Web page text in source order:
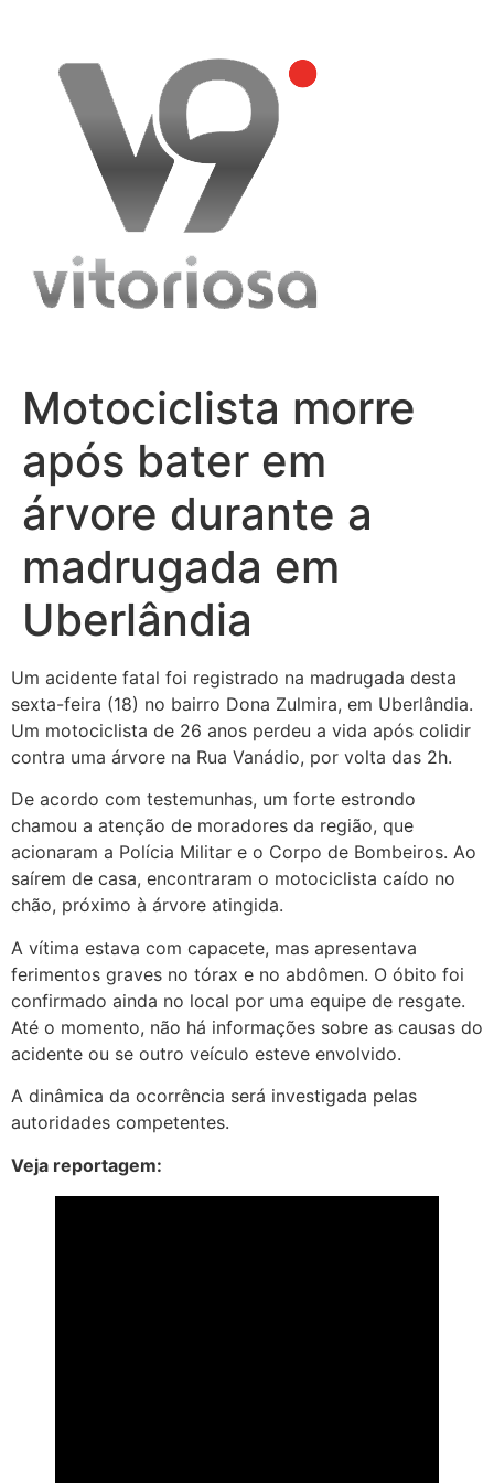
content
Motociclista morre
após bater em
árvore durante a
madrugada em
Uberlândia
Um acidente fatal foi registrado na madrugada desta
sexta-feira (18) no bairro Dona Zulmira, em Uberlândia.
Um motociclista de 26 anos perdeu a vida após colidir
contra uma árvore na Rua Vanádio, por volta das 2h.
De acordo com testemunhas, um forte estrondo
chamou a atenção de moradores da região, que
acionaram a Polícia Militar e o Corpo de Bombeiros. Ao
saírem de casa, encontraram o motociclista caído no
chão, próximo à árvore atingida.
A vítima estava com capacete, mas apresentava
ferimentos graves no tórax e no abdômen. O óbito foi
confirmado ainda no local por uma equipe de resgate.
Até o momento, não há informações sobre as causas do
acidente ou se outro veículo esteve envolvido.
A dinâmica da ocorrência será investigada pelas
autoridades competentes.
Veja reportagem: